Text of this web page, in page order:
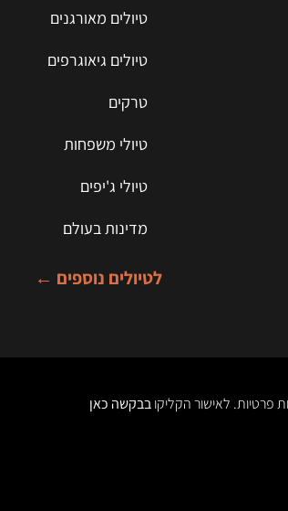
טיולים מאורגנים
טיולים גיאוגרפים
טרקים
טיולי משפחות
טיולי ג'יפים
מדינות בעולם
לטיולים נוספים ←
בבקשה כאן